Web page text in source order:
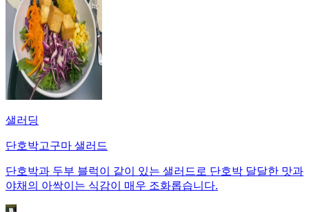
샐러딩
단호박고구마 샐러드
단호박과 두부 블럭이 같이 있는 샐러드로 단호박 달달한 맛과
야채의 아싹이는 식감이 매우 조화롭습니다.